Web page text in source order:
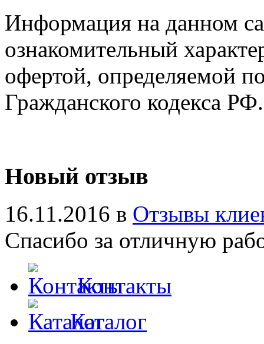
Информация на данном
ознакомительный
офертой, определяемой
Гражданского кодекса РФ.
Новый отзыв
16.11.2016 в Отзывы
Спасибо за отличную
Контакты
Каталог